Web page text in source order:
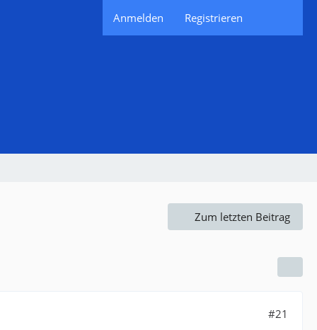
Anmelden Registrieren
Zum letzten Beitrag
#21